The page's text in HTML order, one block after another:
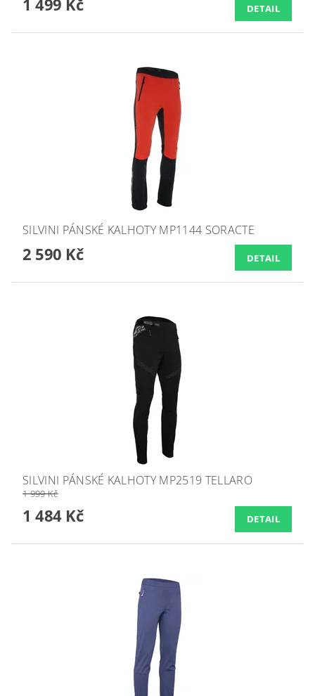
1 499 Kč DETAIL
SILVINI PÁNSKÉ KALHOTY MP1144 SORACTE
2 590 Kč DETAIL
SILVINI PÁNSKÉ KALHOTY MP2519 TELLARO
1 999 Kč
1 484 Kč DETAIL